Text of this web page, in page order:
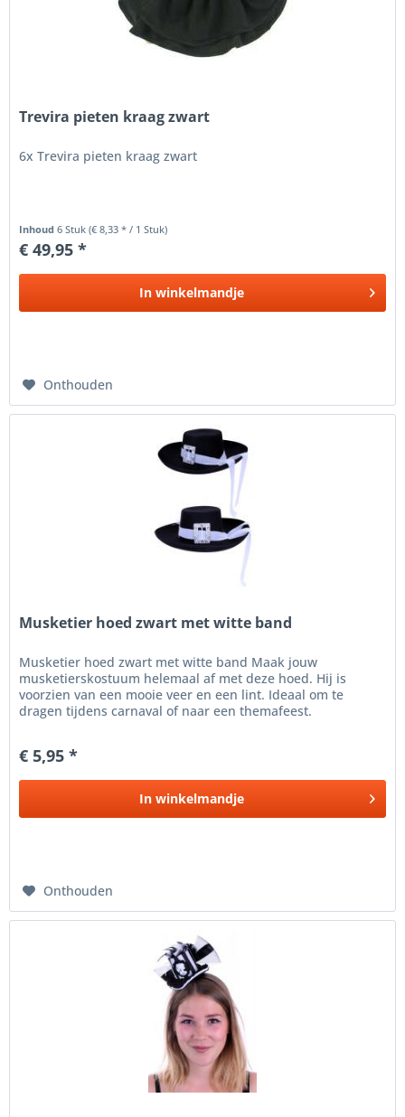
Trevira pieten kraag zwart
6x Trevira pieten kraag zwart
Inhoud6 Stuk(€ 8,33 * / 1 Stuk)
€ 49,95 *
In winkelmandje
Onthouden
Musketier hoed zwart met witte band
Musketier hoed zwart met witte band Maak jouw
musketierskostuum helemaal af met deze hoed. Hij is
voorzien van een mooie veer en een lint. Ideaal om te
dragen tijdens carnaval of naar een themafeest.
€ 5,95 *
In winkelmandje
Onthouden